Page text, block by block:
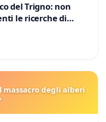
del Trigno: non
le ricerche di
massacro degli alberi